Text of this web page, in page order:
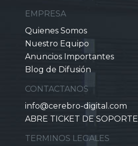
EMPRESA
Quienes Somos
Nuestro Equipo
Anuncios Importantes
Blog de Difusión
CONTACTANOS
info@cerebro-digital.com
ABRE TICKET DE SOPORTE
TERMINOS LEGALES